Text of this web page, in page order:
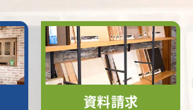
資料請求